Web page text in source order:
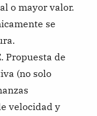
o mayor valor.
se
Propuesta de
(no solo
velocidad y